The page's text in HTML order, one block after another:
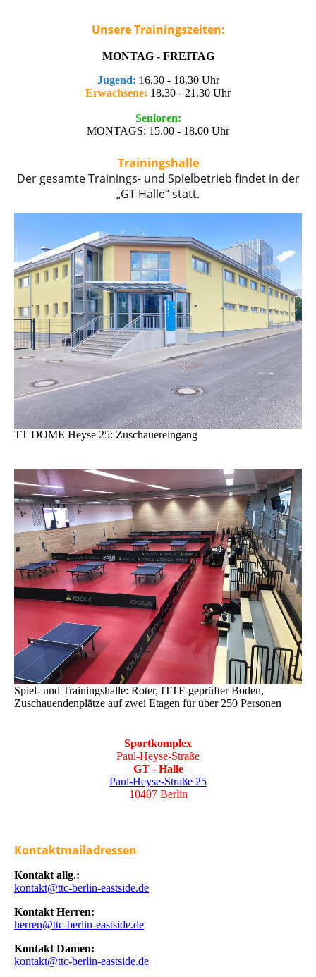
Unsere Trainingszeiten:
MONTAG - FREITAG
Jugend: 16.30 - 18.30 Uhr
Erwachsene: 18.30 - 21.30 Uhr
Senioren:
MONTAGS: 15.00 - 18.00 Uhr
Trainingshalle
Der gesamte Trainings- und Spielbetrieb findet in der
„GT Halle“ statt.
TT DOME Heyse 25: Zuschauereingang
Spiel- und Trainingshalle: Roter, ITTF-geprüfter Boden,
Zuschauendenplätze auf zwei Etagen für über 250 Personen
Sportkomplex
Paul-Heyse-Straße
GT - Halle
Paul-Heyse-Straße 25
10407 Berlin
Kontaktmailadressen
Kontakt allg.:
kontakt@ttc-berlin-eastside.de
Kontakt Herren:
herren@ttc-berlin-eastside.de
Kontakt Damen:
kontakt@ttc-berlin-eastside.de